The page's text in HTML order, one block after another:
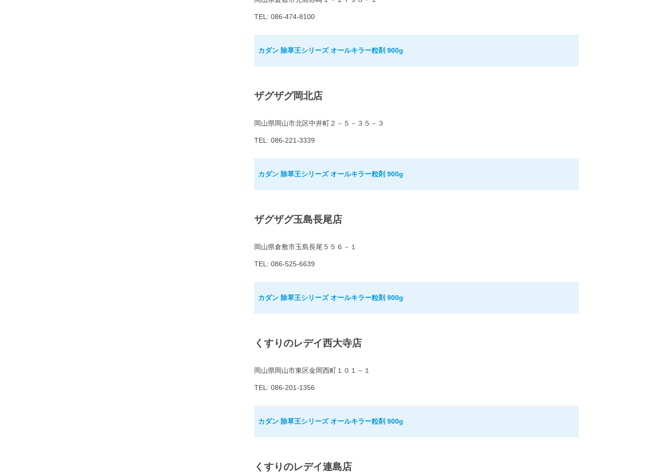
TEL: 086-474-8100
カダン 除草王シリーズ オールキラー粒剤 900g
ザグザグ岡北店
岡山県岡山市北区中井町２－５－３５－３
TEL: 086-221-3339
カダン 除草王シリーズ オールキラー粒剤 900g
ザグザグ玉島長尾店
岡山県倉敷市玉島長尾５５６－１
TEL: 086-525-6639
カダン 除草王シリーズ オールキラー粒剤 900g
くすりのレデイ西大寺店
岡山県岡山市東区金岡西町１０１－１
TEL: 086-201-1356
カダン 除草王シリーズ オールキラー粒剤 900g
くすりのレデイ連島店